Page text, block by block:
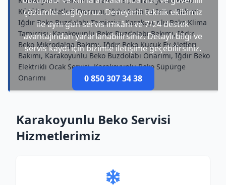
çözümler sağlıyoruz. Deneyimli teknik ekibimiz
ile aynı gün servis imkânı ve 7/24 destek
avantajından yararlanabilirsiniz. Detaylı bilgi ve
servis kaydı için bizimle iletişime geçebilirsiniz.
0 850 307 34 38
Küçük Ev Aletleri Onarımı, Iğdır Beko Su Isıtıcı Bakımı,
Iğdır Beko Buzdolabı Tamircisi, Karakoyunlu Beko Klima
Tamircisi, Karakoyunlu Beko Buzdolabı Bakımı, Iğdır
Beko Mikrodalga Bakımı, Iğdır Beko Küçük Ev Aletleri
Bakımı, Karakoyunlu Beko Buzdolabı Onarımı, Iğdır Beko
Elektrikli Ocak Servisi, Karakoyunlu Beko Süpürge
Onarımı
Karakoyunlu Beko Servisi
Hizmetlerimiz